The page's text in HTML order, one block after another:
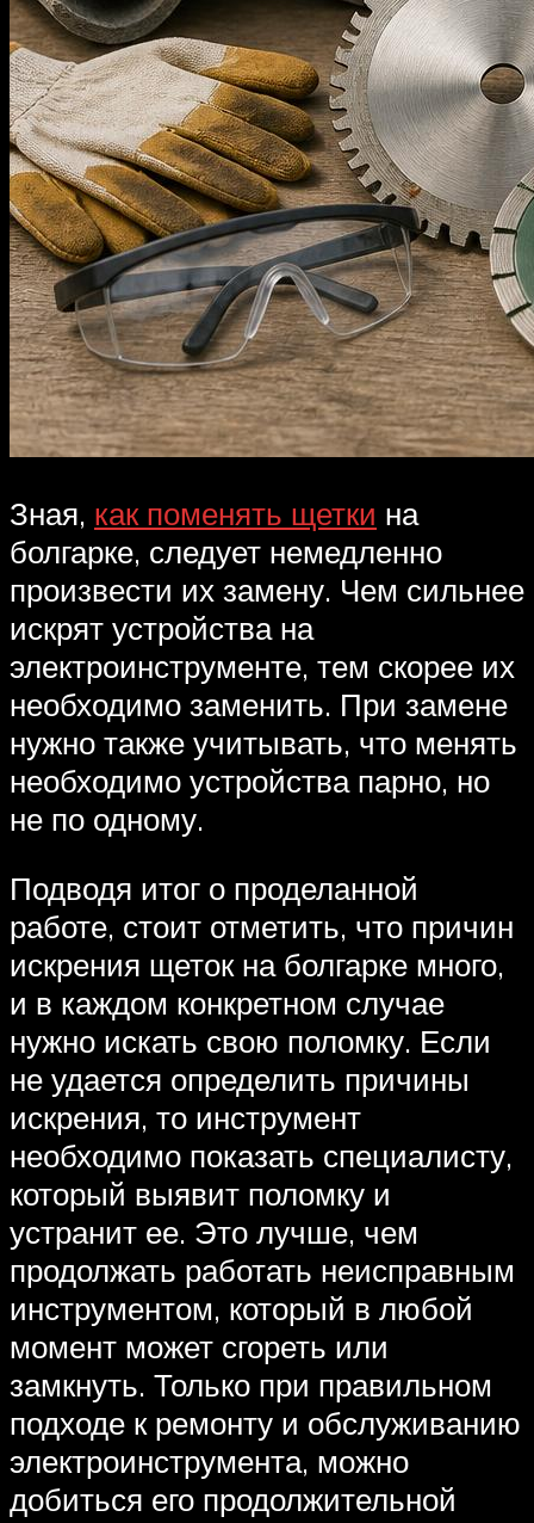
Зная, как поменять щетки на
болгарке, следует немедленно
произвести их замену. Чем сильнее
искрят устройства на
электроинструменте, тем скорее их
необходимо заменить. При замене
нужно также учитывать, что менять
необходимо устройства парно, но
не по одному.
Подводя итог о проделанной
работе, стоит отметить, что причин
искрения щеток на болгарке много,
и в каждом конкретном случае
нужно искать свою поломку. Если
не удается определить причины
искрения, то инструмент
необходимо показать специалисту,
который выявит поломку и
устранит ее. Это лучше, чем
продолжать работать неисправным
инструментом, который в любой
момент может сгореть или
замкнуть. Только при правильном
подходе к ремонту и обслуживанию
электроинструмента, можно
добиться его продолжительной